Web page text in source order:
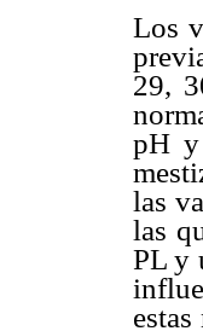
Los
29,
pH y
las
las
PL y